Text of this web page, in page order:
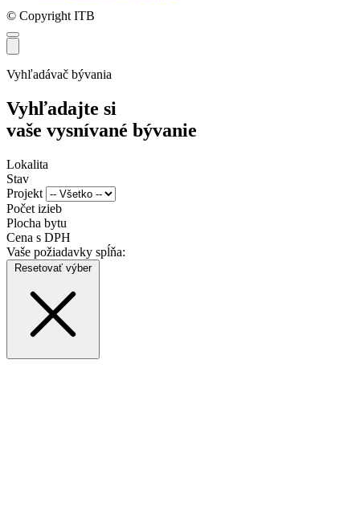
© Copyright ITB
Vyhľadávač bývania
Vyhľadajte si
vaše vysnívané bývanie
Lokalita
Stav
Projekt
Počet izieb
Plocha bytu
Cena s DPH
Vaše požiadavky spĺňa:
Resetovať výber